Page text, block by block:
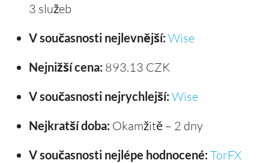
3 služeb
V současnosti nejlevnější: Wise
Nejnižší cena: 893.13 CZK
V současnosti nejrychlejší: Wise
Nejkratší doba: Okamžitě – 2 dny
V současnosti nejlépe hodnocené: TorFX